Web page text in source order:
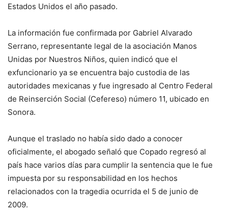
Estados Unidos el año pasado.
La información fue confirmada por Gabriel Alvarado
Serrano, representante legal de la asociación Manos
Unidas por Nuestros Niños, quien indicó que el
exfuncionario ya se encuentra bajo custodia de las
autoridades mexicanas y fue ingresado al Centro Federal
de Reinserción Social (Cefereso) número 11, ubicado en
Sonora.
Aunque el traslado no había sido dado a conocer
oficialmente, el abogado señaló que Copado regresó al
país hace varios días para cumplir la sentencia que le fue
impuesta por su responsabilidad en los hechos
relacionados con la tragedia ocurrida el 5 de junio de
2009.